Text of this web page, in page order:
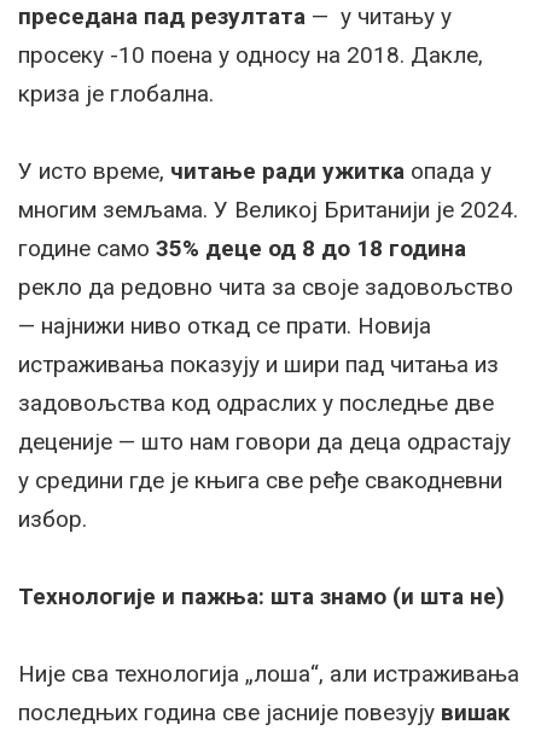
преседана пад резултата — у читању у
просеку -10 поена у односу на 2018. Дакле,
криза је глобална.
У исто време, читање ради ужитка опада у
многим земљама. У Великој Британији је 2024.
године само 35% деце од 8 до 18 година
рекло да редовно чита за своје задовољство
— најнижи ниво откад се прати. Новија
истраживања показују и шири пад читања из
задовољства код одраслих у последње две
деценије — што нам говори да деца одрастају
у средини где је књига све ређе свакодневни
избор.
Технологије и пажња: шта знамо (и шта не)
Није сва технологија „лоша“, али истраживања
последњих година све јасније повезују вишак